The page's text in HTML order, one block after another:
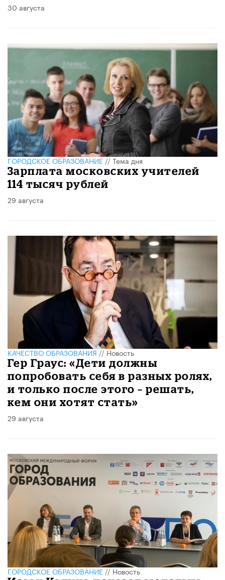
30 августа
ГОРОДСКОЕ ОБРАЗОВАНИЕ//Тема дня
Зарплата московских учителей
114 тысяч рублей
29 августа
КАЧЕСТВО ОБРАЗОВАНИЯ//Новость
Гер Граус: «Дети должны
попробовать себя в разных ролях,
и только после этого – решать,
кем они хотят стать»
29 августа
ГОРОДСКОЕ ОБРАЗОВАНИЕ//Новость